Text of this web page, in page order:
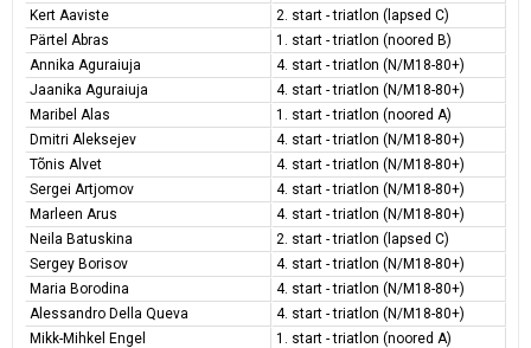
Kert Aaviste
2. start - triatlon (lapsed C)
Pärtel Abras
1. start - triatlon (noored B)
Annika Aguraiuja
4. start - triatlon (N/M18-80+)
Jaanika Aguraiuja
4. start - triatlon (N/M18-80+)
Maribel Alas
1. start - triatlon (noored A)
Dmitri Aleksejev
4. start - triatlon (N/M18-80+)
Tõnis Alvet
4. start - triatlon (N/M18-80+)
Sergei Artjomov
4. start - triatlon (N/M18-80+)
Marleen Arus
4. start - triatlon (N/M18-80+)
Neila Batuskina
2. start - triatlon (lapsed C)
Sergey Borisov
4. start - triatlon (N/M18-80+)
Maria Borodina
4. start - triatlon (N/M18-80+)
Alessandro Della Queva
4. start - triatlon (N/M18-80+)
Mikk-Mihkel Engel
1. start - triatlon (noored A)